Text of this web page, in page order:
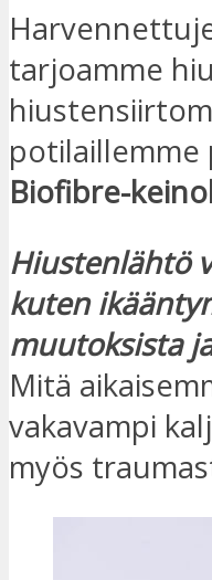
tarjoamme
Biofibre-
Hiustenlähtö
kuten
muutoksista
Mitä
vakavampi
myös